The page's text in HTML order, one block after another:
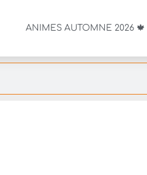
ANIMES AUTOMNE 2026 🍁